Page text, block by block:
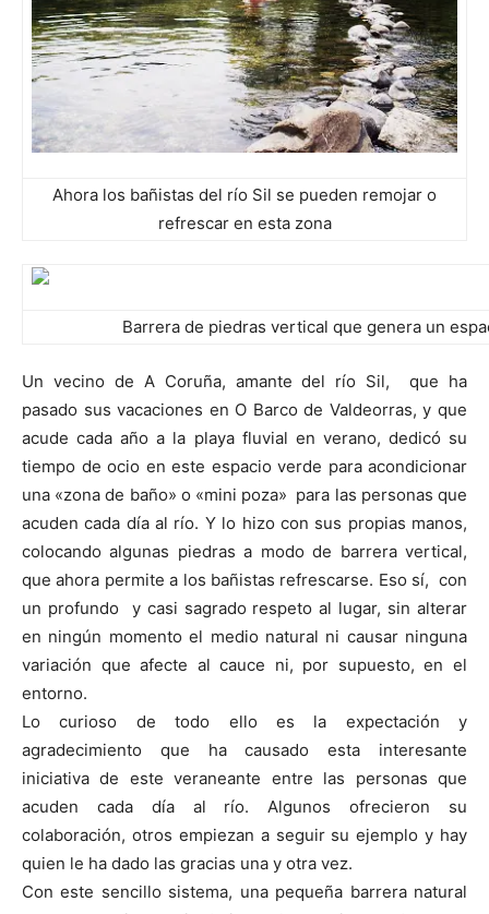
Ahora los bañistas del río Sil se pueden remojar o
refrescar en esta zona
Barrera de piedras vertical que genera un
Un vecino de A Coruña, amante del río Sil, que ha
pasado sus vacaciones en O Barco de Valdeorras, y que
acude cada año a la playa fluvial en verano, dedicó su
tiempo de ocio en este espacio verde para acondicionar
una «zona de baño» o «mini poza» para las personas que
acuden cada día al río. Y lo hizo con sus propias manos,
colocando algunas piedras a modo de barrera vertical,
que ahora permite a los bañistas refrescarse. Eso sí, con
un profundo y casi sagrado respeto al lugar, sin alterar
en ningún momento el medio natural ni causar ninguna
variación que afecte al cauce ni, por supuesto, en el
entorno.
Lo curioso de todo ello es la expectación y
agradecimiento que ha causado esta interesante
iniciativa de este veraneante entre las personas que
acuden cada día al río. Algunos ofrecieron su
colaboración, otros empiezan a seguir su ejemplo y hay
quien le ha dado las gracias una y otra vez.
Con este sencillo sistema, una pequeña barrera natural